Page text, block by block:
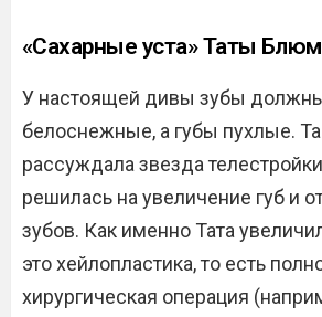
«Сахарные уста» Таты
У настоящей дивы зубы
белоснежные, а губы пухлые.
рассуждала звезда
решилась на увеличение губ и
зубов. Как именно Тата
это хейлопластика, то есть
хирургическая операция